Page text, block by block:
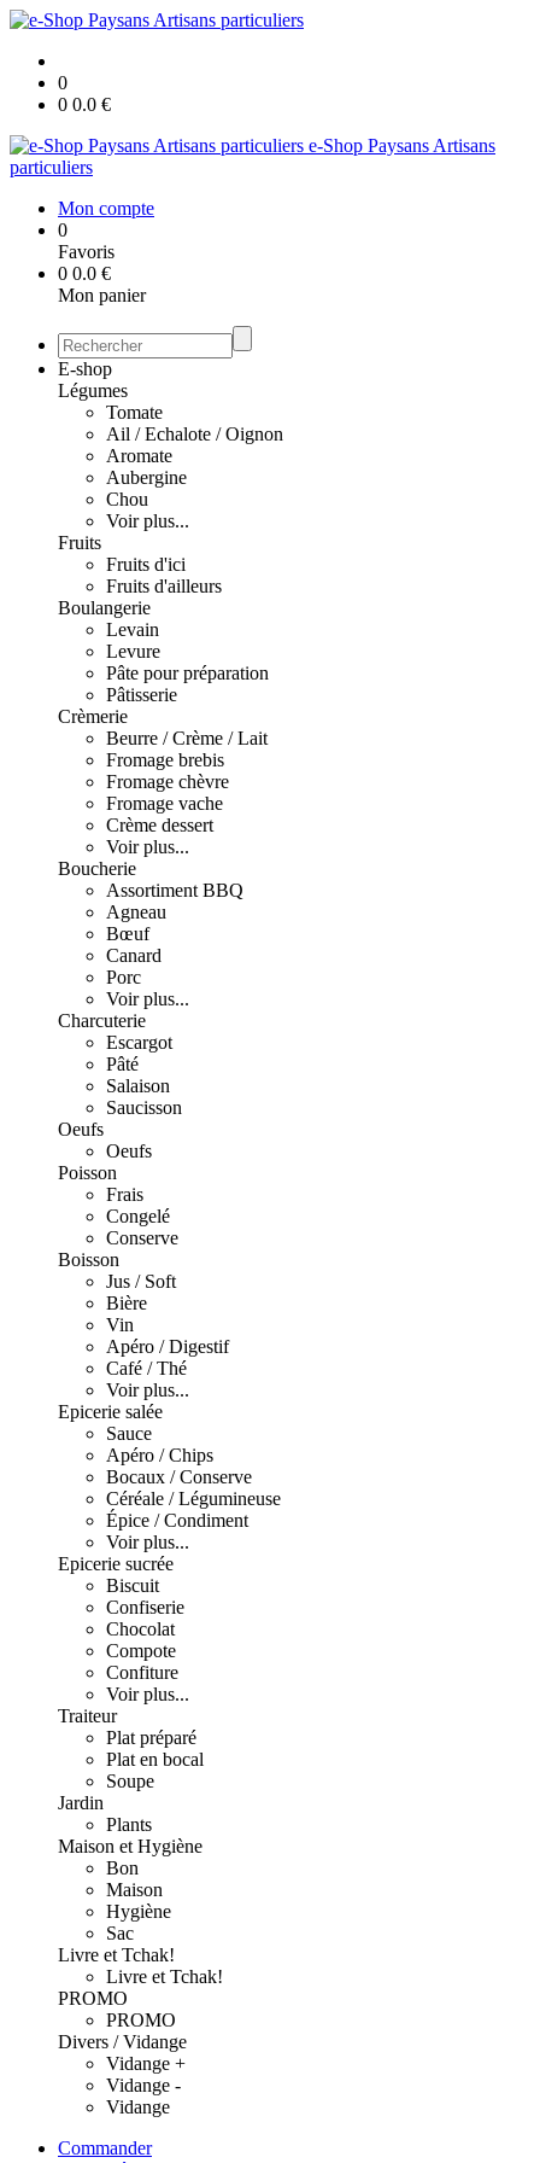
0
0 0.0 €
e-Shop Paysans Artisans
particuliers
Mon compte
0
Favoris
0 0.0 €
Mon panier
E-shop
Légumes
Tomate
Ail / Echalote / Oignon
Aromate
Aubergine
Chou
Voir plus...
Fruits
Fruits d'ici
Fruits d'ailleurs
Boulangerie
Levain
Levure
Pâte pour préparation
Pâtisserie
Crèmerie
Beurre / Crème / Lait
Fromage brebis
Fromage chèvre
Fromage vache
Crème dessert
Voir plus...
Boucherie
Assortiment BBQ
Agneau
Bœuf
Canard
Porc
Voir plus...
Charcuterie
Escargot
Pâté
Salaison
Saucisson
Oeufs
Oeufs
Poisson
Frais
Congelé
Conserve
Boisson
Jus / Soft
Bière
Vin
Apéro / Digestif
Café / Thé
Voir plus...
Epicerie salée
Sauce
Apéro / Chips
Bocaux / Conserve
Céréale / Légumineuse
Épice / Condiment
Voir plus...
Epicerie sucrée
Biscuit
Confiserie
Chocolat
Compote
Confiture
Voir plus...
Traiteur
Plat préparé
Plat en bocal
Soupe
Jardin
Plants
Maison et Hygiène
Bon
Maison
Hygiène
Sac
Livre et Tchak!
Livre et Tchak!
PROMO
PROMO
Divers / Vidange
Vidange +
Vidange -
Vidange
Commander